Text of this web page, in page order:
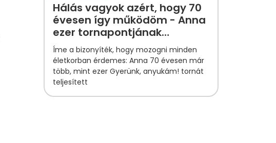
Hálás vagyok azért, hogy 70
évesen így működöm - Anna
ezer tornapontjának
története
Íme a bizonyíték, hogy mozogni minden
életkorban érdemes: Anna 70 évesen már
több, mint ezer Gyerünk, anyukám! tornát
teljesített